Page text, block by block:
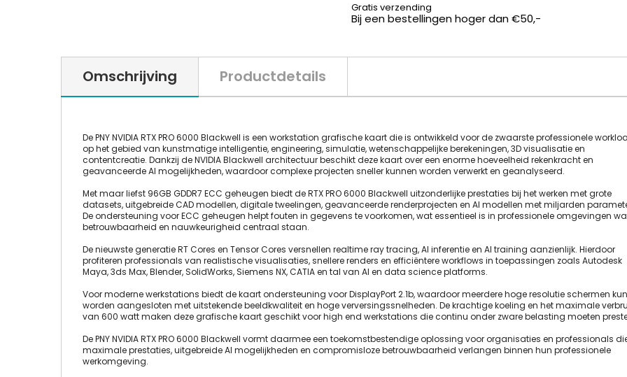
Gratis verzending
Bij een bestellingen hoger dan €50,-
Omschrijving Productdetails
De PNY NVIDIA RTX PRO 6000 Blackwell is een workstation grafische kaart die is ontwikkeld voor de zwaarste professionele
op het gebied van kunstmatige intelligentie, engineering, simulatie, wetenschappelijke berekeningen, 3D visualisatie en
contentcreatie. Dankzij de NVIDIA Blackwell architectuur beschikt deze kaart over een enorme hoeveelheid rekenkracht en
geavanceerde AI mogelijkheden, waardoor complexe projecten sneller kunnen worden verwerkt en geanalyseerd.
Met maar liefst 96GB GDDR7 ECC geheugen biedt de RTX PRO 6000 Blackwell uitzonderlijke prestaties bij het werken met grote
datasets, uitgebreide CAD modellen, digitale tweelingen, geavanceerde renderprojecten en AI modellen met miljarden
De ondersteuning voor ECC geheugen helpt fouten in gegevens te voorkomen, wat essentieel is in professionele omgevingen
betrouwbaarheid en nauwkeurigheid centraal staan.
De nieuwste generatie RT Cores en Tensor Cores versnellen realtime ray tracing, AI inferentie en AI training aanzienlijk. Hierdoor
profiteren professionals van realistische visualisaties, snellere renders en efficiëntere workflows in toepassingen zoals Autodesk
Maya, 3ds Max, Blender, SolidWorks, Siemens NX, CATIA en tal van AI en data science platforms.
Voor moderne werkstations biedt de kaart ondersteuning voor DisplayPort 2.1b, waardoor meerdere hoge resolutie schermen
worden aangesloten met uitstekende beeldkwaliteit en hoge verversingssnelheden. De krachtige koeling en het maximale
van 600 watt maken deze grafische kaart geschikt voor high end werkstations die continu onder zware belasting moeten
De PNY NVIDIA RTX PRO 6000 Blackwell vormt daarmee een toekomstbestendige oplossing voor organisaties en professionals
maximale prestaties, uitgebreide AI mogelijkheden en compromisloze betrouwbaarheid verlangen binnen hun professionele
werkomgeving.